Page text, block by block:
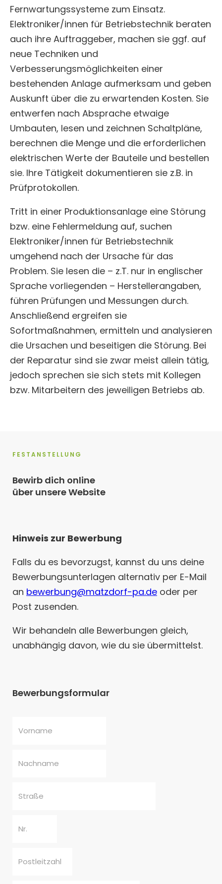
Fernwartungssysteme zum Einsatz.
Elektroniker/innen für Betriebstechnik beraten
auch ihre Auftraggeber, machen sie ggf. auf
neue Techniken und
Verbesserungsmöglichkeiten einer
bestehenden Anlage aufmerksam und geben
Auskunft über die zu erwartenden Kosten. Sie
entwerfen nach Absprache etwaige
Umbauten, lesen und zeichnen Schaltpläne,
berechnen die Menge und die erforderlichen
elektrischen Werte der Bauteile und bestellen
sie. Ihre Tätigkeit dokumentieren sie z.B. in
Prüfprotokollen.
Tritt in einer Produktionsanlage eine Störung
bzw. eine Fehlermeldung auf, suchen
Elektroniker/innen für Betriebstechnik
umgehend nach der Ursache für das
Problem. Sie lesen die – z.T. nur in englischer
Sprache vorliegenden – Herstellerangaben,
führen Prüfungen und Messungen durch.
Anschließend ergreifen sie
Sofortmaßnahmen, ermitteln und analysieren
die Ursachen und beseitigen die Störung. Bei
der Reparatur sind sie zwar meist allein tätig,
jedoch sprechen sie sich stets mit Kollegen
bzw. Mitarbeitern des jeweiligen Betriebs ab.
FESTANSTELLUNG
Bewirb dich online
über unsere Website
Hinweis zur Bewerbung
Falls du es bevorzugst, kannst du uns deine
Bewerbungsunterlagen alternativ per E-Mail
an bewerbung@matzdorf-pa.de oder per
Post zusenden.
Wir behandeln alle Bewerbungen gleich,
unabhängig davon, wie du sie übermittelst.
Bewerbungsformular